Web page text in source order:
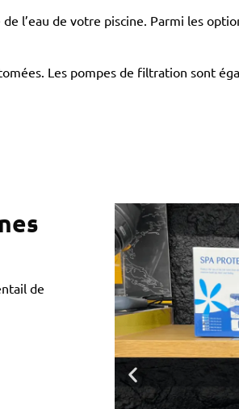
l’eau de votre piscine. Parmi les
Les pompes de filtration sont
de